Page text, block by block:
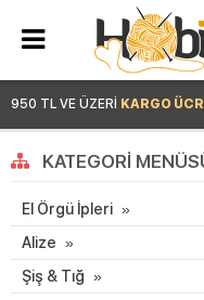
950 TL VE ÜZERİ KARGO
KATEGORI
El Örgü İpleri
Alize
Şiş & Tığ